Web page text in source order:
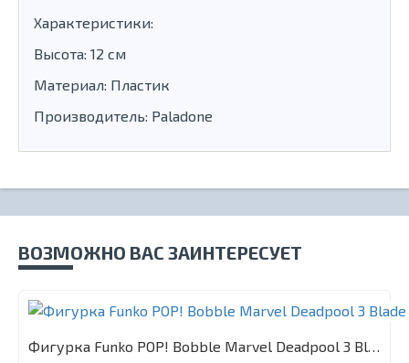
Характеристики:
Высота: 12 см
Материал: Пластик
Производитель: Paladone
ВОЗМОЖНО ВАС ЗАИНТЕРЕСУЕТ
Фигурка Funko POP! Bobble Marvel Deadpool 3 Blade